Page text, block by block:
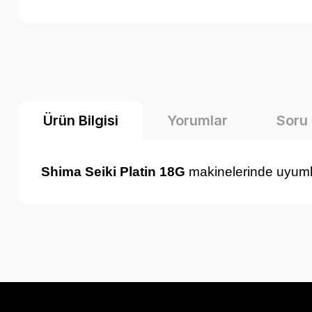
Ürün Bilgisi Yorumlar Soru
Shima Seiki Platin 18G makinelerinde
Ürün resmi kalitesiz, bozuk veya görüntülenemiyor.